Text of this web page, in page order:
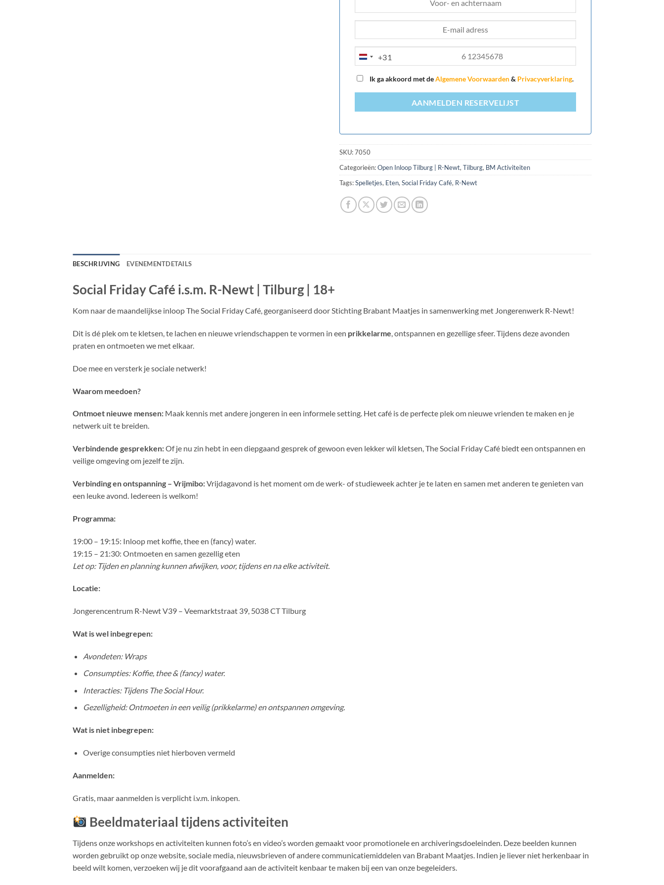
NETHERLANDS
+31
Ik ga akkoord met deAlgemene Voorwaarden& Privacyverklaring.
AANMELDEN RESERVELIJST
SKU:7050
Categorieën:Open Inloop Tilburg | R-Newt,Tilburg, BM Activiteiten
Tags:Spelletjes, Eten,Social Friday Café, R-Newt
BESCHRIJVING EVENEMENTDETAILS
Social Friday Café i.s.m. R-Newt | Tilburg | 18+
Kom naar de maandelijkse inloop The Social Friday Café, georganiseerd door Stichting Brabant Maatjes in samenwerking met Jongerenwerk R-Newt!
Dit is dé plek om te kletsen, te lachen en nieuwe vriendschappen te vormen in een prikkelarme, ontspannen en gezellige sfeer. Tijdens deze avonden
praten en ontmoeten we met elkaar.
Doe mee en versterk je sociale netwerk!
Waarom meedoen?
Ontmoet nieuwe mensen: Maak kennis met andere jongeren in een informele setting. Het café is de perfecte plek om nieuwe vrienden te maken en je
netwerk uit te breiden.
Verbindende gesprekken:Of je nu zin hebt in een diepgaand gesprek of gewoon even lekker wil kletsen, The Social Friday Café biedt een ontspannen en
veilige omgeving om jezelf te zijn.
Verbinding en ontspanning – Vrijmibo:Vrijdagavond is het moment om de werk- of studieweek achter je te laten en samen met anderen te genieten van
een leuke avond. Iedereen is welkom!
Programma:
19:00 – 19:15: Inloop met koffie, thee en (fancy) water.
19:15 – 21:30: Ontmoeten en samen gezellig eten
Let op: Tijden en planning kunnen afwijken, voor, tijdens en na elke activiteit.
Locatie:
Jongerencentrum R-Newt V39 – Veemarktstraat 39, 5038 CT Tilburg
Wat is wel inbegrepen:
Avondeten: Wraps
Consumpties: Koffie, thee & (fancy) water.
Interacties: Tijdens The Social Hour.
Gezelligheid: Ontmoeten in een veilig (prikkelarme) en ontspannen omgeving.
Wat is niet inbegrepen:
Overige consumpties niet hierboven vermeld
Aanmelden:
Gratis, maar aanmelden is verplicht i.v.m. inkopen.
Beeldmateriaal tijdens activiteiten
Tijdens onze workshops en activiteiten kunnen foto’s en video’s worden gemaakt voor promotionele en archiveringsdoeleinden. Deze beelden kunnen
worden gebruikt op onze website, sociale media, nieuwsbrieven of andere communicatiemiddelen van Brabant Maatjes. Indien je liever niet herkenbaar in
beeld wilt komen, verzoeken wij je dit voorafgaand aan de activiteit kenbaar te maken bij een van onze begeleiders.